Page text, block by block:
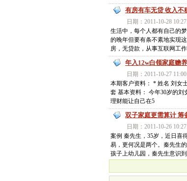
有房有车无贷 收入不
日期：2011-10-28
生活中，每个人都有自己的
的晚年但要有条不紊地实现
房，无贷款，从事互联网工作
年入12w白领家庭赡
日期：2011-10-27
本期客户资料： * 姓名 刘女
套 基本资料： 今年30岁的
理财能让自己在5
双子家庭更需算计 筹
日期：2011-10-26
案例 秦先生，35岁，近日喜
易，更何况是两个。秦先生
孩子上幼儿园，秦先生意识到